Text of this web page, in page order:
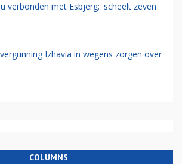
verbonden met Esbjerg: 'scheelt zeven
Izhavia in wegens zorgen over
COLUMNS